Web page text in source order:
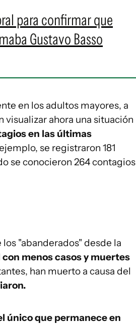
para confirmar que
Gustavo Basso
en los adultos mayores, a
ahora una situación
en las últimas
se registraron 181
se conocieron 264 contagios
los "abanderados" desde la
menos casos y muertes
han muerto a causa del
único que permanece en